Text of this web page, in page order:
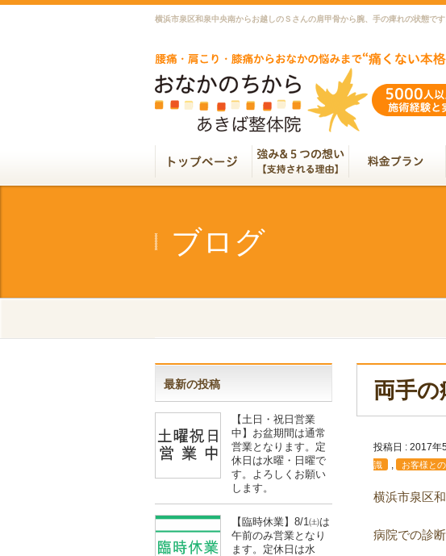
横浜市泉区和泉中央南からお越しのＳさんの肩甲骨から腕、手の痺れの状態です
ブログ
両手
投稿日 : 2017年
識
お客様と
横浜市泉区
病院での診
最新の投稿
【土日・祝日営業
中】お盆期間は通常
営業となります。定
休日は水曜・日曜で
す。よろしくお願い
します。
【臨時休業】8/1㈯は
午前のみ営業となり
ます。定休日は水